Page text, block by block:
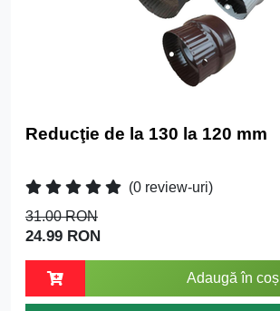
Reducţie de la 130 la 120 mm
(0 review-uri)
31.00 RON
24.99 RON
Adaugă în coș